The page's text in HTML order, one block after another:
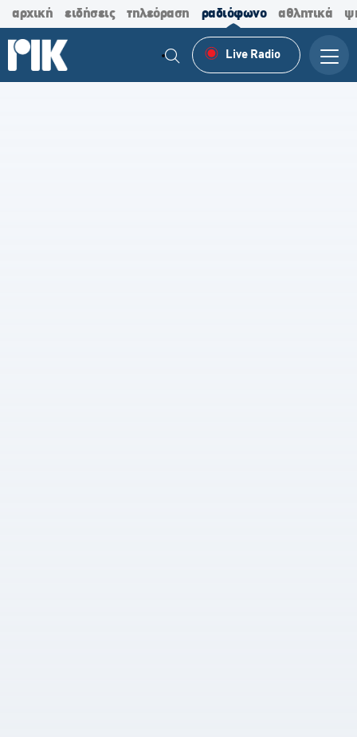
αρχική ειδήσεις τηλεόραση ραδιόφωνο αθλητικά
Live Radio